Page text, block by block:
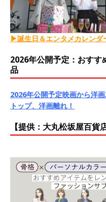
▶誕生日＆エンタメカレンダ
2026年公開予定：おす
品
2026年公開予定映画から洋
トップ、洋画離れ！
【提供：大丸松坂屋百貨店